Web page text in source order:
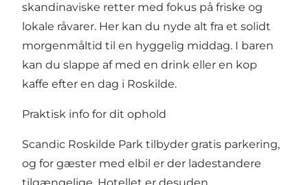
skandinaviske retter med fokus på friske og
lokale råvarer. Her kan du nyde alt fra et solidt
morgenmåltid til en hyggelig middag. I baren
kan du slappe af med en drink eller en kop
kaffe efter en dag i Roskilde.
Praktisk info for dit ophold
Scandic Roskilde Park tilbyder gratis parkering,
og for gæster med elbil er der ladestandere